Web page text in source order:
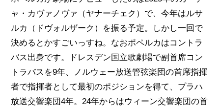
ャ・カヴァノヴァ（ヤナーチェク）で、今年はルサ
ルカ（ドヴォルザーク）を振る予定。しかし一回で
決めるとかすごいっすね。なおポペルカはコントラ
バス出身です。ドレスデン国立歌劇場で副首席コン
トラバスを9年、ノルウェー放送管弦楽団の首席指揮
者で指揮者として最初のポジションを得て、プラハ
放送交響楽団4年。24年からはウィーン交響楽団の首